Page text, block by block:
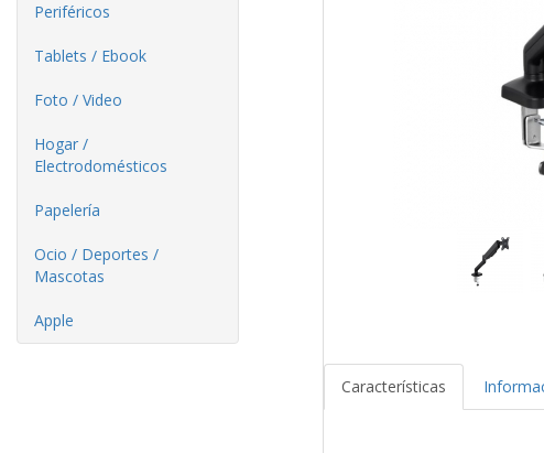
Periféricos
Tablets / Ebook
Foto / Video
Hogar /
Electrodomésticos
Papelería
Ocio / Deportes /
Mascotas
Apple
Características